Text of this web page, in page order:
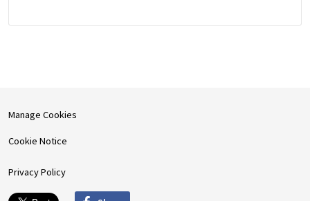
Manage Cookies
Cookie Notice
Privacy Policy